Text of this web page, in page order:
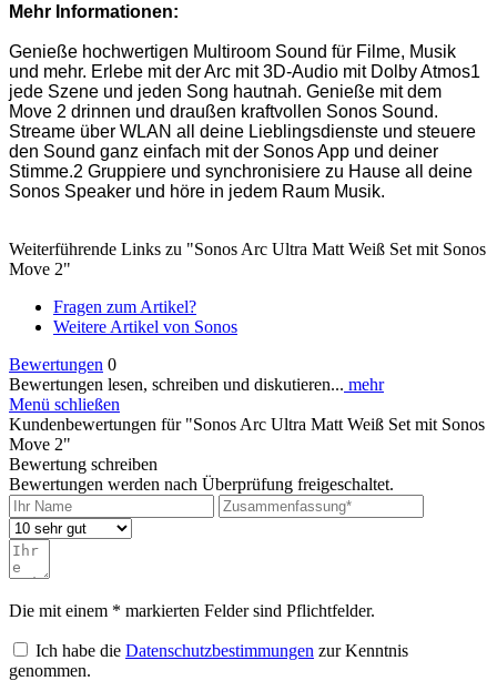
Mehr Informationen:
Genieße hochwertigen Multiroom Sound für Filme, Musik
und mehr. Erlebe mit der Arc mit 3D-Audio mit Dolby Atmos1
jede Szene und jeden Song hautnah. Genieße mit dem
Move 2 drinnen und draußen kraftvollen Sonos Sound.
Streame über WLAN all deine Lieblingsdienste und steuere
den Sound ganz einfach mit der Sonos App und deiner
Stimme.2 Gruppiere und synchronisiere zu Hause all deine
Sonos Speaker und höre in jedem Raum Musik.
Weiterführende Links zu "Sonos Arc Ultra Matt Weiß Set mit Sonos
Move 2"
Fragen zum Artikel?
Weitere Artikel von Sonos
Bewertungen 0
Bewertungen lesen, schreiben und diskutieren... mehr
Menü schließen
Kundenbewertungen für "Sonos Arc Ultra Matt Weiß Set mit Sonos
Move 2"
Bewertung schreiben
Bewertungen werden nach Überprüfung freigeschaltet.
Die mit einem * markierten Felder sind Pflichtfelder.
Ich habe die Datenschutzbestimmungen zur Kenntnis
genommen.